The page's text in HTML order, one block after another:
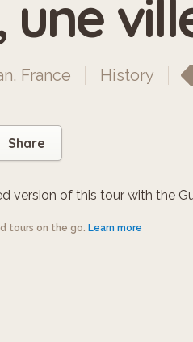
une
France History
Share
version of this tour with the
tours on the go. Learn more